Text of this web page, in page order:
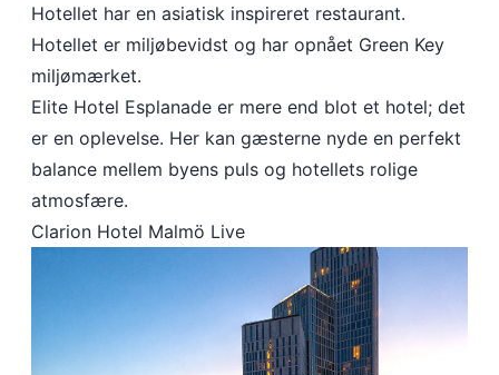
Hotellet har en asiatisk inspireret restaurant.
Hotellet er miljøbevidst og har opnået Green Key
miljømærket.
Elite Hotel Esplanade er mere end blot et hotel; det
er en oplevelse. Her kan gæsterne nyde en perfekt
balance mellem byens puls og hotellets rolige
atmosfære.
Clarion Hotel Malmö Live